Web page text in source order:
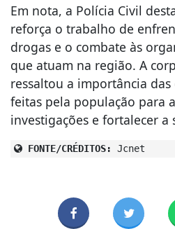
Em nota, a Polícia Civil
reforça o trabalho de
drogas e o combate às
que atuam na região. A
ressaltou a importância
feitas pela população para
investigações e fortalecer a
FONTE/CRÉDITOS: Jcnet